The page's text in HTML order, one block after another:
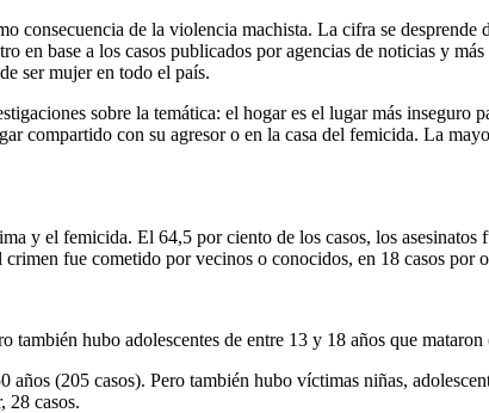
consecuencia de la violencia machista. La cifra se
en base a los casos publicados por agencias de noticias y
ser mujer en todo el país.
sobre la temática: el hogar es el lugar más inseguro
compartido con su agresor o en la casa del femicida. La
y el femicida. El 64,5 por ciento de los casos, los
fue cometido por vecinos o conocidos, en 18 casos
hubo adolescentes de entre 13 y 18 años que
(205 casos). Pero también hubo víctimas niñas,
28 casos.